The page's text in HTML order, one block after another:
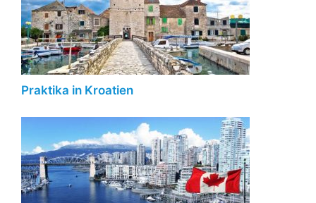
Praktika in Kroatien